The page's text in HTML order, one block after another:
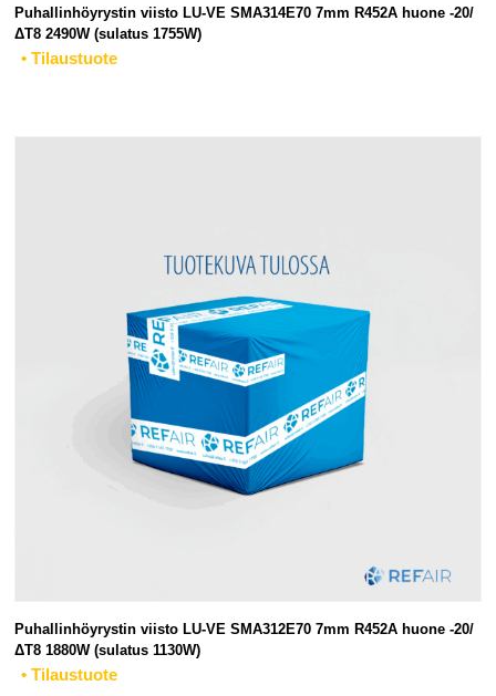
Puhallinhöyrystin viisto LU-VE SMA314E70 7mm R452A huone -20/
ΔT8 2490W (sulatus 1755W)
• Tilaustuote
Puhallinhöyrystin viisto LU-VE SMA312E70 7mm R452A huone -20/
ΔT8 1880W (sulatus 1130W)
• Tilaustuote